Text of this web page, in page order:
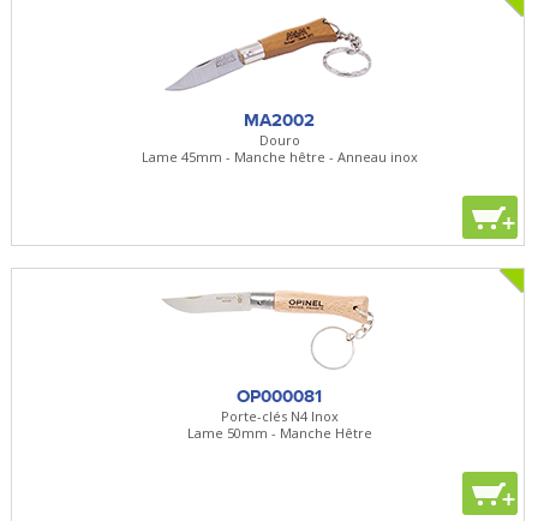
MA2002
Douro
Lame 45mm - Manche hêtre - Anneau inox
+
OP000081
Porte-clés N4 Inox
Lame 50mm - Manche Hêtre
+